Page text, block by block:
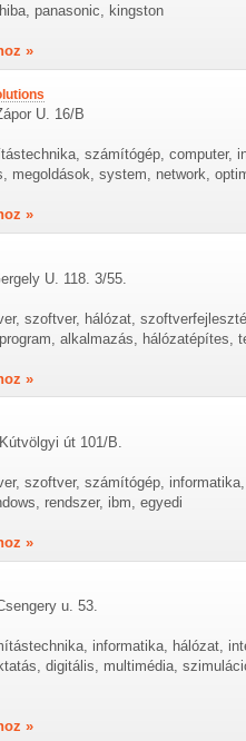
panasonic, kingston
»
U. 16/B
számítógép, computer,
megoldások, system, network,
»
U. 118. 3/55.
szoftver, hálózat,
alkalmazás, hálózatépítes,
»
út 101/B.
szoftver, számítógép,
rendszer, ibm, egyedi
»
u. 53.
informatika, hálózat,
digitális, multimédia,
»